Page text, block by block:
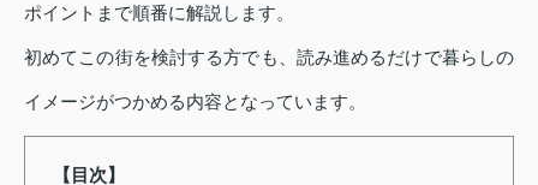
ポイントまで順番に解説します。
初めてこの街を検討する方でも、読み進めるだけで暮らしの
イメージがつかめる内容となっています。
【目次】